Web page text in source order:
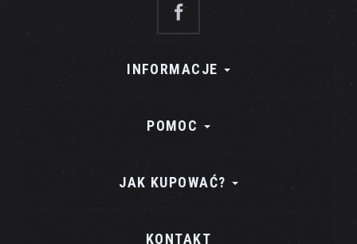
INFORMACJE
POMOC
JAK KUPOWAĆ?
KONTAKT